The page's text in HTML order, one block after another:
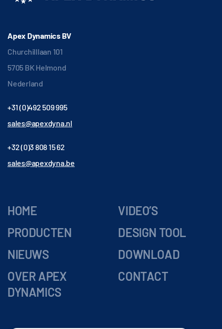
Apex Dynamics BV
Churchilllaan 101
5705 BK Helmond
Nederland
+31 (0)492 509 995
sales@apexdyna.nl
+32 (0)3 808 15 62
sales@apexdyna.be
HOME
PRODUCTEN
NIEUWS
OVER APEX
DYNAMICS
VIDEO’S
DESIGN TOOL
DOWNLOAD
CONTACT